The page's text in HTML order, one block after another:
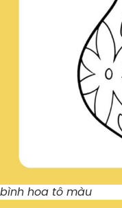
bình hoa tô màu